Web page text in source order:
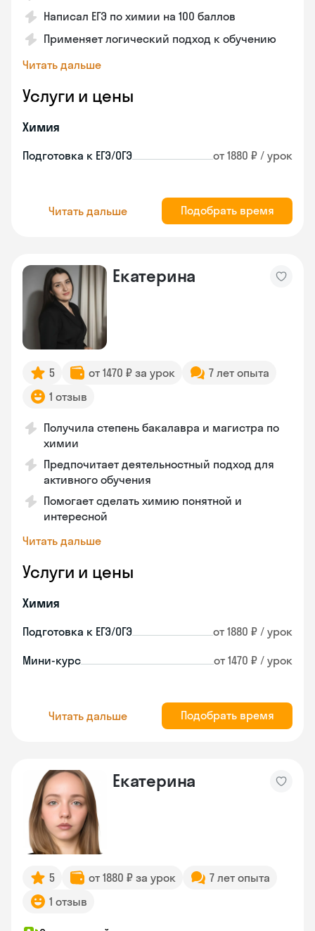
Написал ЕГЭ по химии на 100 баллов
Применяет логический подход к обучению
Читать дальше
Услуги и цены
Химия
Подготовка к ЕГЭ/ОГЭ от 1880 ₽ / урок
Читать дальше Подобрать время
Екатерина
5 от 1470 ₽ за урок
7 лет опыта
1 отзыв
Получила степень бакалавра и магистра по
химии
Предпочитает деятельностный подход для
активного обучения
Помогает сделать химию понятной и
интересной
Читать дальше
Услуги и цены
Химия
Подготовка к ЕГЭ/ОГЭ от 1880 ₽ / урок
Мини-курс от 1470 ₽ / урок
Читать дальше Подобрать время
Екатерина
5 от 1880 ₽ за урок
7 лет опыта
1 отзыв